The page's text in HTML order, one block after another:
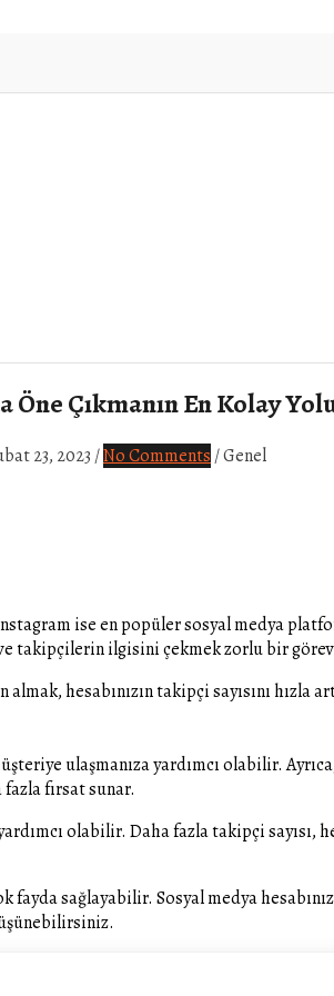
Öne Çıkmanın En Kolay
23, 2023 /No Comments /Genel
ise en popüler sosyal medya
ve takipçilerin ilgisini çekmek zorlu bir
hesabınızın takipçi sayısını hızla
ulaşmanıza yardımcı olabilir.
fırsat sunar.
olabilir. Daha fazla takipçi sayısı,
sağlayabilir. Sosyal medya